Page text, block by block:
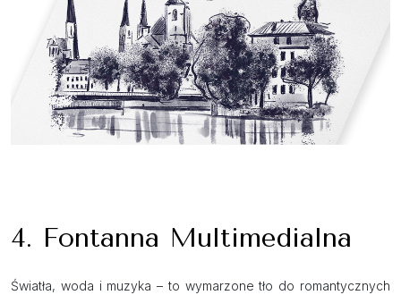
4. Fontanna Multimedialna
Światła, woda i muzyka – to wymarzone tło do romantycznych